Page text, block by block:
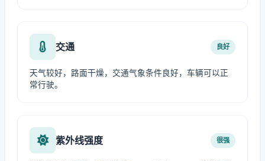
交通 良好
天气较好，路面干燥，交通气象条件良好，车辆可以正
常行驶。
紫外线强度 很强